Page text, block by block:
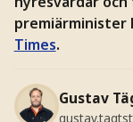
premiärminister
Times.
Gustav